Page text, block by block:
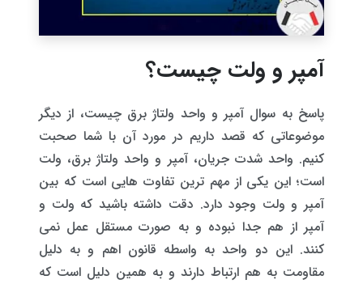
آمپر و ولت چیست؟
پاسخ به سوال آمپر و واحد ولتاژ برق چیست، از دیگر
موضوعاتی که قصد داریم در مورد آن با شما صحبت
کنیم. واحد شدت جریان، آمپر و واحد ولتاژ برق، ولت
است؛ این یکی از مهم ترین تفاوت هایی است که بین
آمپر و ولت وجود دارد. دقت داشته باشید که ولت و
آمپر از هم جدا نبوده و به صورت مستقل عمل نمی
کنند. این دو واحد به واسطه قانون اهم و به دلیل
مقاومت به هم ارتباط دارند و به همین دلیل است که